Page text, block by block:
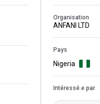
Organisation
ANFANI LTD
Pays
Nigeria
Intéressé.e par